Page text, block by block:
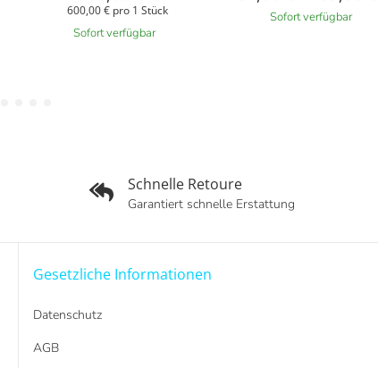
600,00 € pro 1 Stück
Sofort verfügbar
Sofort verfügbar
Schnelle Retoure
Garantiert schnelle Erstattung
Gesetzliche Informationen
Datenschutz
AGB